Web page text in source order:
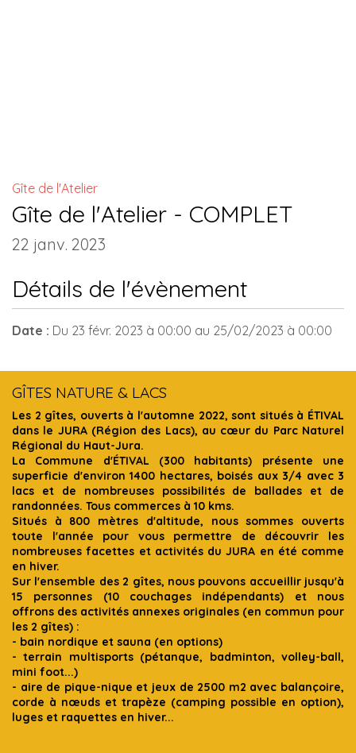
Gîte de l'Atelier
Gîte de l'Atelier - COMPLET
22 janv. 2023
Détails de l'évènement
Date : Du 23 févr. 2023 à 00:00 au 25/02/2023 à 00:00
GÎTES NATURE & LACS
Les 2 gîtes, ouverts à l'automne 2022, sont situés à ÉTIVAL
dans le JURA (Région des Lacs), au cœur du Parc Naturel
Régional du Haut-Jura.
La Commune d'ÉTIVAL (300 habitants) présente une
superficie d'environ 1400 hectares, boisés aux 3/4 avec 3
lacs et de nombreuses possibilités de ballades et de
randonnées. Tous commerces à 10 kms.
Situés à 800 mètres d'altitude, nous sommes ouverts
toute l'année pour vous permettre de découvrir les
nombreuses facettes et activités du JURA en été comme
en hiver.
Sur l'ensemble des 2 gîtes, nous pouvons accueillir jusqu'à
15 personnes (10 couchages indépendants) et nous
offrons des activités annexes originales (en commun pour
les 2 gîtes) :
- bain nordique et sauna (en options)
- terrain multisports (pétanque, badminton, volley-ball,
mini foot...)
- aire de pique-nique et jeux de 2500 m2 avec balançoire,
corde à nœuds et trapèze (camping possible en option),
luges et raquettes en hiver...